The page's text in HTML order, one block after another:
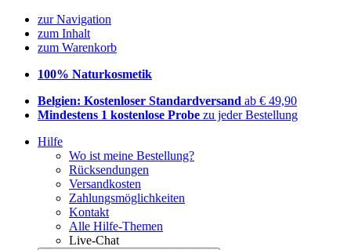
zur Navigation
zum Inhalt
zum Warenkorb
100% Naturkosmetik
Belgien: Kostenloser Standardversand ab € 49,90
Mindestens 1 kostenlose Probe zu jeder Bestellung
Hilfe
Wo ist meine Bestellung?
Rücksendungen
Versandkosten
Zahlungsmöglichkeiten
Kontakt
Alle Hilfe-Themen
Live-Chat